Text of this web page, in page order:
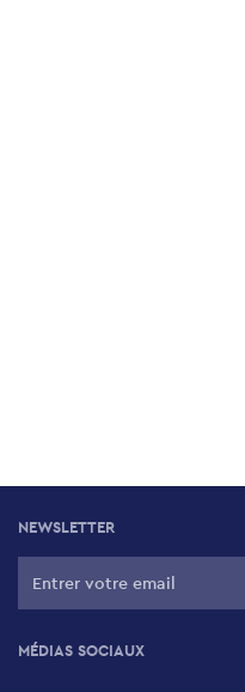
NEWSLETTER
MÉDIAS SOCIAUX